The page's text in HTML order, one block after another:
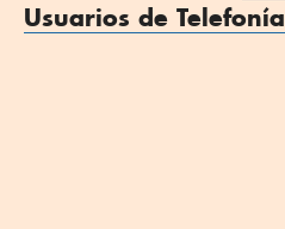
Usuarios de